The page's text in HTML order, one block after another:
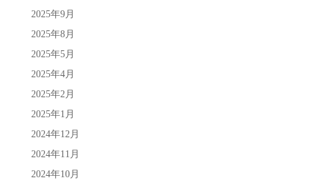
2025年9月
2025年8月
2025年5月
2025年4月
2025年2月
2025年1月
2024年12月
2024年11月
2024年10月